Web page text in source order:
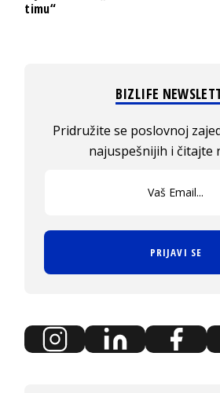
timu“
BIZLIFE
Pridružite se poslovnoj
najuspešnijih i čitajte
PRIJAVI SE